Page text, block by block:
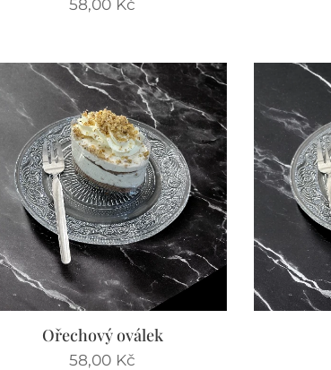
Ořechový oválek
58,00 Kč